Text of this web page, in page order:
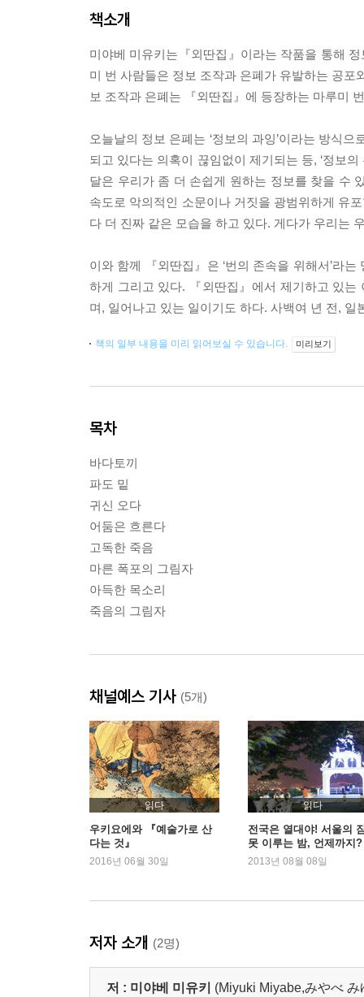
책소개
미야베 미유키는『외딴집』이라는 작품을 통해
미 번 사람들은 정보 조작과 은폐가 유발하는 공
보 조작과 은폐는 『외딴집』에 등장하는 마루미
오늘날의 정보 은폐는 ‘정보의 과잉’이라는 방식
되고 있다는 의혹이 끊임없이 제기되는 등, ‘정보
달은 우리가 좀 더 손쉽게 원하는 정보를 찾을 수
속도로 악의적인 소문이나 거짓을 광범위하게 유
다 더 진짜 같은 모습을 하고 있다. 게다가 우리는
이와 함께 『외딴집』은 ‘번의 존속을 위해서’라
하게 그리고 있다. 『외딴집』에서 제기하고 있
며, 일어나고 있는 일이기도 하다. 사백여 년 전,
책의 일부 내용을 미리 읽어보실 수 있습니다. 미리보기
목차
바다토끼
파도 밑
귀신 오다
어둠은 흐른다
고독한 죽음
마른 폭포의 그림자
아득한 목소리
죽음의 그림자
채널예스 기사 (5개)
읽다
우키요에와 『예술가로 산
다는 것』
2016년 06월 30일
읽다
전국은 열대야! 서울의
못 이루는 밤, 언제까지?
2013년 08월 08일
저자 소개 (2명)
저 : 미야베 미유키 (Miyuki Miyabe,みやべ